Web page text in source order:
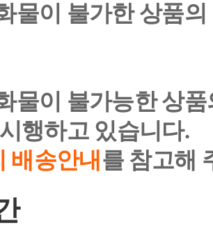
물이 불가한 상품
물이 불가능한 상
행하고 있습니다.
배송안내 를 참고해